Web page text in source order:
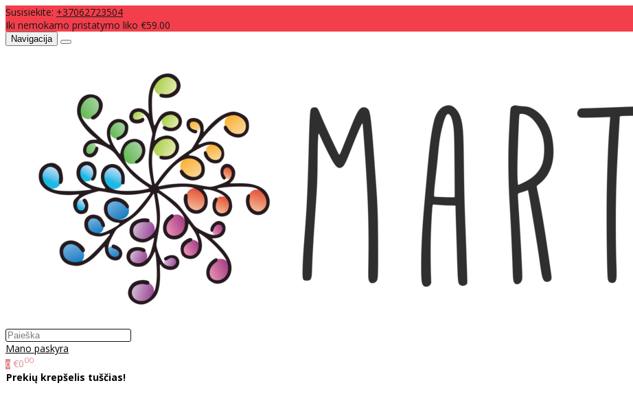
Susisiekite: +37062723504
Iki nemokamo pristatymo liko €59.00
Navigacija
Mano paskyra
0 €000
Prekių krepšelis tuščias!